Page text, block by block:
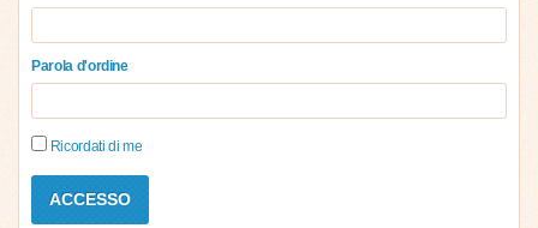
Parola d'ordine
Ricordati di me